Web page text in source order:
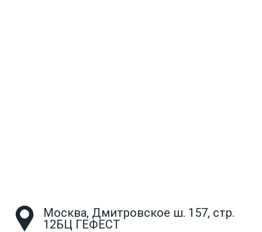
Москва, Дмитровское ш. 157, стр.
12БЦ ГЕФЕСТ